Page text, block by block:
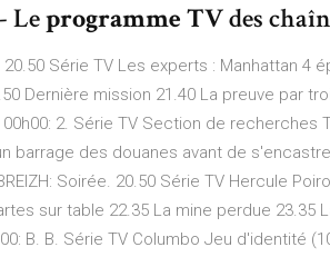
Leprogramme TVdes
20.50 Série TV Les experts : Manhattan 4
Dernière mission 21.40 La preuve par
2. Série TV Section de recherches
barrage des douanes avant de
Soirée. 20.50 Série TV Hercule
sur table 22.35 La mine perdue 23.35
B. B. Série TV Columbo Jeu d'identité